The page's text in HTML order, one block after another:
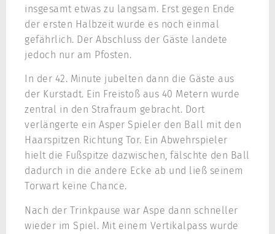
insgesamt etwas zu langsam. Erst gegen Ende
der ersten Halbzeit wurde es noch einmal
gefährlich. Der Abschluss der Gäste landete
jedoch nur am Pfosten.
In der 42. Minute jubelten dann die Gäste aus
der Kurstadt. Ein Freistoß aus 40 Metern wurde
zentral in den Strafraum gebracht. Dort
verlängerte ein Asper Spieler den Ball mit den
Haarspitzen Richtung Tor. Ein Abwehrspieler
hielt die Fußspitze dazwischen, fälschte den Ball
dadurch in die andere Ecke ab und ließ seinem
Torwart keine Chance.
Nach der Trinkpause war Aspe dann schneller
wieder im Spiel. Mit einem Vertikalpass wurde